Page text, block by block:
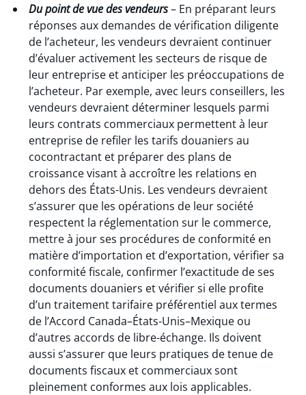
Du point de vue des vendeurs– En préparant leurs
réponses aux demandes de vérification diligente
de l’acheteur, les vendeurs devraient continuer
d’évaluer activement les secteurs de risque de
leur entreprise et anticiper les préoccupations de
l’acheteur. Par exemple, avec leurs conseillers, les
vendeurs devraient déterminer lesquels parmi
leurs contrats commerciaux permettent à leur
entreprise de refiler les tarifs douaniers au
cocontractant et préparer des plans de
croissance visant à accroître les relations en
dehors des États-Unis. Les vendeurs devraient
s’assurer que les opérations de leur société
respectent la réglementation sur le commerce,
mettre à jour ses procédures de conformité en
matière d’importation et d’exportation, vérifier sa
conformité fiscale, confirmer l’exactitude de ses
documents douaniers et vérifier si elle profite
d’un traitement tarifaire préférentiel aux termes
de l’Accord Canada–États-Unis–Mexique ou
d’autres accords de libre-échange. Ils doivent
aussi s’assurer que leurs pratiques de tenue de
documents fiscaux et commerciaux sont
pleinement conformes aux lois applicables.